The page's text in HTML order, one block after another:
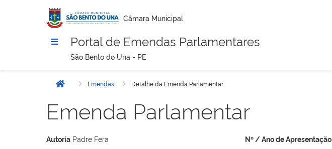
Câmara Municipal
Portal de Emendas Parlamentares
São Bento do Una - PE
Início Emendas Detalhe da Emenda Parlamentar
Emenda Parlamentar
Autoria Padre Fera Nº / Ano de Apresentação